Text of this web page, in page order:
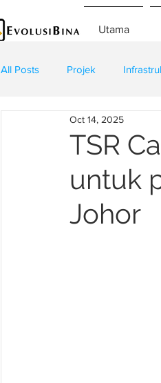
Utama
All Posts Projek
Teknologi Kontraktor
TSR
untuk
Johor
Oct 14, 2025